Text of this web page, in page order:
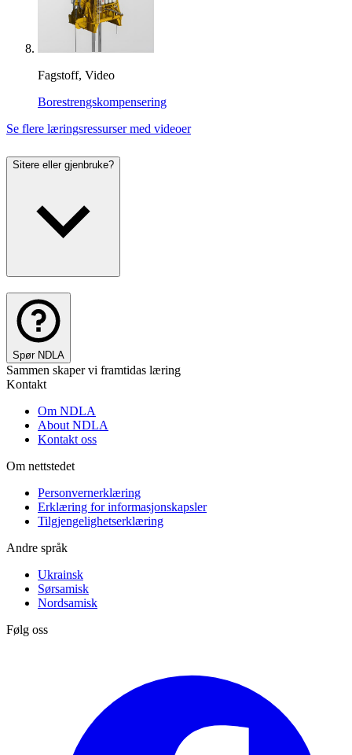
Fagstoff, Video
Borestrengskompensering
Se flere læringsressurser med videoer
Sitere eller gjenbruke?
Spør NDLA
Sammen skaper vi framtidas læring
Kontakt
Om NDLA
About NDLA
Kontakt oss
Om nettstedet
Personvernerklæring
Erklæring for informasjonskapsler
Tilgjengelighetserklæring
Andre språk
Ukrainsk
Sørsamisk
Nordsamisk
Følg oss